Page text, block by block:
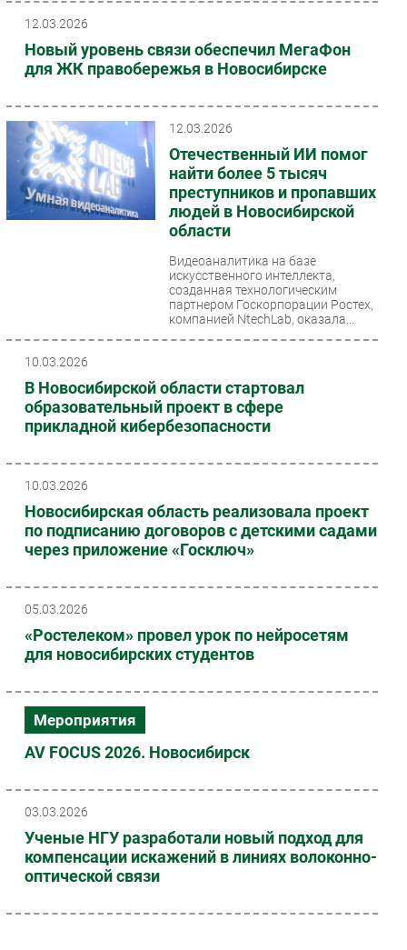
12.03.2026
Новый уровень связи обеспечил МегаФон
для ЖК правобережья в Новосибирске
12.03.2026
Отечественный ИИ помог
найти более 5 тысяч
преступников и пропавших
людей в Новосибирской
области
Видеоаналитика на базе
искусственного интеллекта,
созданная технологическим
партнером Госкорпорации Ростех,
компанией NtechLab, оказала...
10.03.2026
В Новосибирской области стартовал
образовательный проект в сфере
прикладной кибербезопасности
10.03.2026
Новосибирская область реализовала проект
по подписанию договоров с детскими садами
через приложение «Госключ»
05.03.2026
«Ростелеком» провел урок по нейросетям
для новосибирских студентов
Мероприятия
AV FOCUS 2026. Новосибирск
03.03.2026
Ученые НГУ разработали новый подход для
компенсации искажений в линиях волоконно-
оптической связи